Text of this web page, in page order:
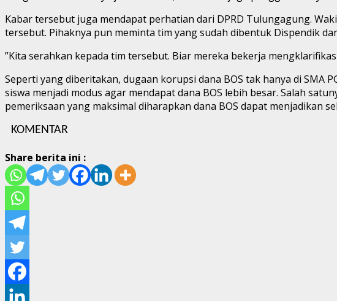
Kabar tersebut juga mendapat perhatian dari DPRD Tulungagung.
tersebut. Pihaknya pun meminta tim yang sudah dibentuk Dispendik
”Kita serahkan kepada tim tersebut. Biar mereka bekerja
Seperti yang diberitakan, dugaan korupsi dana BOS tak hanya di SMA
siswa menjadi modus agar mendapat dana BOS lebih besar. Salah
pemeriksaan yang maksimal diharapkan dana BOS dapat menjadikan
KOMENTAR
Share berita ini :